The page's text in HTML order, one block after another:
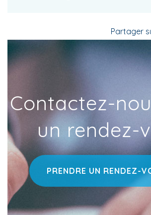
Partager
Contactez-
un rendez-
PRENDRE UN RENDEZ-